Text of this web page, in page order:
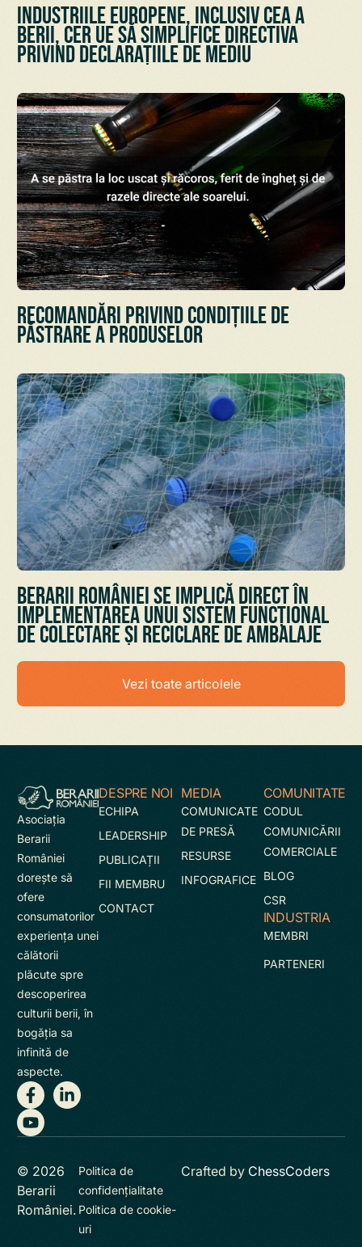
Industriile europene, inclusiv cea a
berii, cer UE să simplifice Directiva
privind declarațiile de mediu
Recomandări privind condițiile de
păstrare a Produselor
Berarii României se implică direct în
implementarea unui sistem funcțional
de colectare și reciclare de ambalaje
Vezi toate articolele
Asociaţia
Berarii
României
doreşte să
ofere
consumatorilor
experienţa unei
călătorii
plăcute spre
descoperirea
culturii berii, în
bogăţia sa
infinită de
aspecte.
DESPRE NOI
ECHIPA
LEADERSHIP
PUBLICAȚII
FII MEMBRU
CONTACT
MEDIA
COMUNICATE
DE PRESĂ
RESURSE
INFOGRAFICE
COMUNITATE
CODUL
COMUNICĂRII
COMERCIALE
BLOG
CSR
INDUSTRIA
MEMBRI
PARTENERI
© 2026
Berarii
României.
Politica de
confidențialitate
Politica de cookie-
uri
Crafted by ChessCoders